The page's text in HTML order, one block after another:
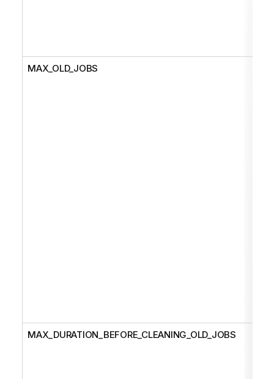
MAX_OLD_JOBS
MAX_DURATION_BEFORE_CLEANING_OLD_JOBS